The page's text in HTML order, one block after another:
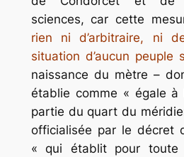
sciences, car cette
rien ni d’arbitraire, ni
situation d’aucun peuple
naissance du mètre –
établie comme « égale à
partie du quart du
officialisée par le décret
« qui établit pour toute